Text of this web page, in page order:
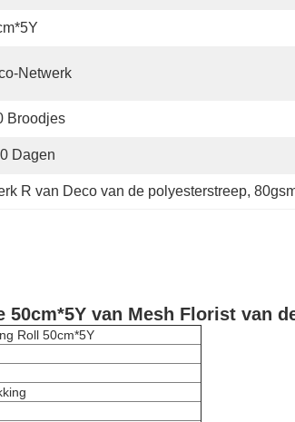
Netwerk
Broodjes
Dagen
R van Deco van de polyesterstreep,
van Mesh Florist van
Roll 50cm*5Y